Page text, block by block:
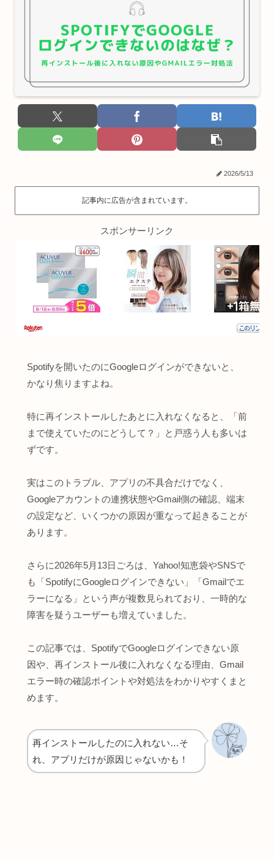
2026/5/13
記事内に広告が含まれています。
スポンサーリンク
Spotifyを開いたのにGoogleログインができないと、
かなり焦りますよね。
特に再インストールしたあとに入れなくなると、「前
まで使えていたのにどうして？」と戸惑う人も多いは
ずです。
実はこのトラブル、アプリの不具合だけでなく、
Googleアカウントの連携状態やGmail側の確認、端末
の設定など、いくつかの原因が重なって起きることが
あります。
さらに2026年5月13日ごろは、Yahoo!知恵袋やSNSで
も「SpotifyにGoogleログインできない」「Gmailでエ
ラーになる」という声が複数見られており、一時的な
障害を疑うユーザーも増えていました。
この記事では、SpotifyでGoogleログインできない原
因や、再インストール後に入れなくなる理由、Gmail
エラー時の確認ポイントや対処法をわかりやすくまと
めます。
再インストールしたのに入れない…そ
れ、アプリだけが原因じゃないかも！